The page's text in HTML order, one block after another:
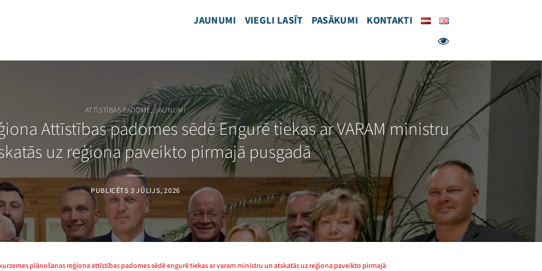
JAUNUMI VIEGLI LASĪT PASĀKUMI KONTAKTI
ATTĪSTĪBAS PADOME,JAUNUMI
Attīstības padomes sēdē Engurē tiekas ar VARAM ministru
uz reģiona paveikto pirmajā pusgadā
PUBLICĒTS3 JŪLIJS, 2026
kurzemes plānošanas reģiona attīstības padomes sēdē engurē tiekas ar varam ministru un atskatās uz reģiona paveikto pirmajā